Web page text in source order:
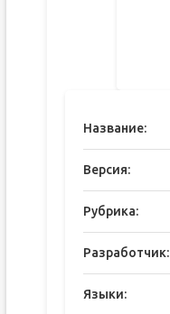
Название:
Версия:
Рубрика:
Разработчик:
Языки: